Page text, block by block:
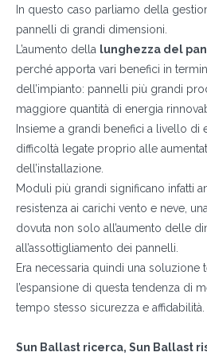
In questo caso parliamo della
pannelli di grandi dimensioni.
L’aumento della lunghezza del
perché apporta vari benefici in
dell’impianto: pannelli più grandi
maggiore quantità di energia
Insieme a grandi benefici a livello
difficoltà legate proprio alle
dell’installazione.
Moduli più grandi significano infatti
resistenza ai carichi vento e neve,
dovuta non solo all’aumento delle
all’assottigliamento dei pannelli.
Era necessaria quindi una soluzione
l’espansione di questa tendenza di
tempo stesso sicurezza e affidabilità.
Sun Ballast ricerca, Sun Ballast